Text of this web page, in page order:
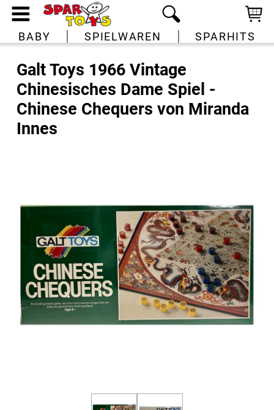
BABY SPIELWAREN SPARHITS
Galt Toys 1966 Vintage
Chinesisches Dame Spiel -
Chinese Chequers von Miranda
Innes